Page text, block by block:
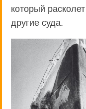
который
другие суда.